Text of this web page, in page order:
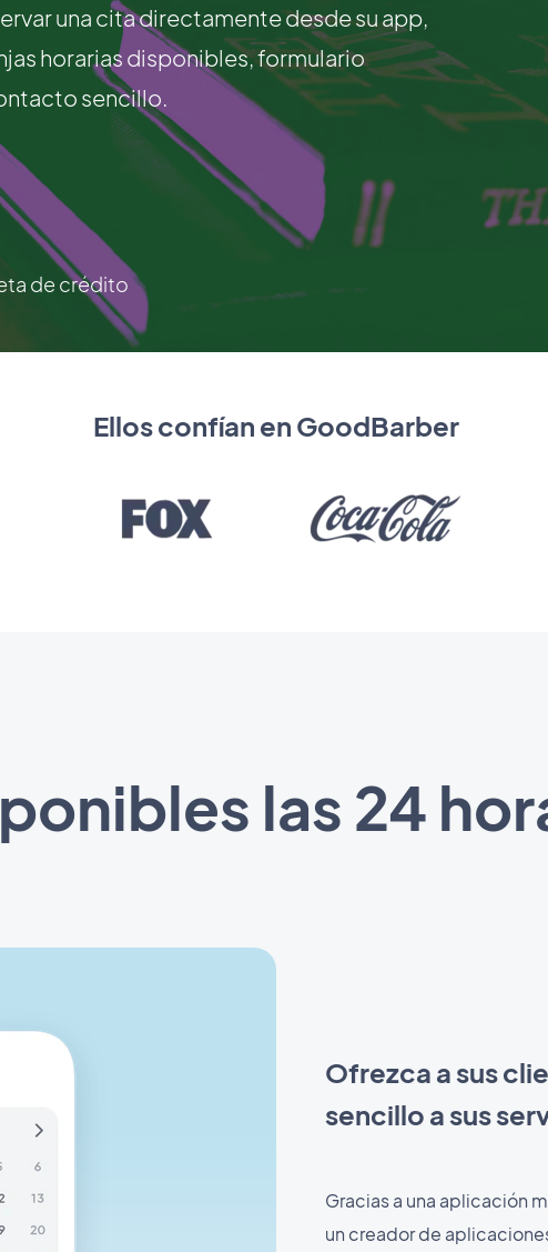
una cita directamente desde su app,
horarias disponibles, formulario
sencillo.
de crédito
Ellos confían en GoodBarber
las 24
Ofrezca a sus
sencillo a sus
Gracias a una aplicación
un creador de